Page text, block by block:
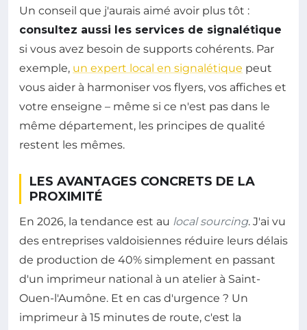
Un conseil que j'aurais aimé avoir plus tôt :
consultez aussi les services de signalétique
si vous avez besoin de supports cohérents. Par
exemple, un expert local en signalétique peut
vous aider à harmoniser vos flyers, vos affiches et
votre enseigne – même si ce n'est pas dans le
même département, les principes de qualité
restent les mêmes.
LES AVANTAGES CONCRETS DE LA
PROXIMITÉ
En 2026, la tendance est au local sourcing. J'ai vu
des entreprises valdoisiennes réduire leurs délais
de production de 40% simplement en passant
d'un imprimeur national à un atelier à Saint-
Ouen-l'Aumône. Et en cas d'urgence ? Un
imprimeur à 15 minutes de route, c'est la